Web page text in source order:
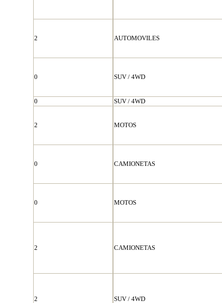
2 AUTOMOVILES
0 SUV / 4WD
0 SUV / 4WD
2 MOTOS
0 CAMIONETAS
0 MOTOS
2 CAMIONETAS
2 SUV / 4WD